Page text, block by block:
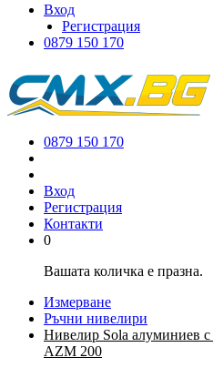
Вход
Регистрация
0879 150 170
0879 150 170
Вход
Регистрация
Контакти
0
Вашата количка е празна.
Измерване
Ръчни нивелири
Нивелир Sola алуминиев
AZM 200